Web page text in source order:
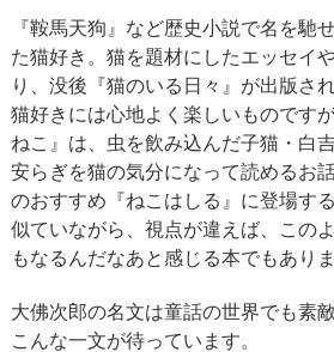
『鞍馬天狗』など歴史小説で名を馳
た猫好き。猫を題材にしたエッセイ
り、没後『猫のいる日々』が出版さ
猫好きには心地よく楽しいものです
ねこ』は、虫を飲み込んだ子猫・白
安らぎを猫の気分になって読めるお
のおすすめ『ねこはしる』に登場す
似ていながら、視点が違えば、この
もなるんだなあと感じる本でもありま
大佛次郎の名文は童話の世界でも素
こんな一文が待っています。